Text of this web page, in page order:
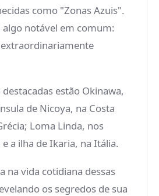
como "Zonas Azuis".
algo notável em comum:
estão Okinawa,
de Nicoya, na Costa
Loma Linda, nos
a ilha de Ikaria, na Itália.
na vida cotidiana dessas
os segredos de sua